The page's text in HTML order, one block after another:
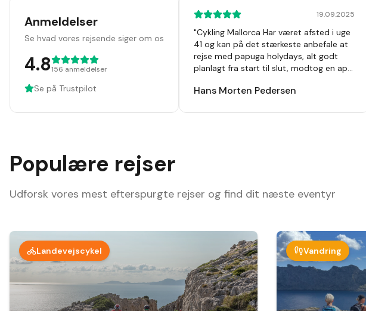
Anmeldelser
Se hvad vores rejsende siger om os
4.8156 anmeldelser
Se på Trustpilot
19.09.2025
"Cykling Mallorca Har været afsted i uge
41 og kan på det stærkeste anbefale at
rejse med papuga holydays, alt godt
planlagt fra start til slut, modtog en app
noget at tage fejl af inden afrejse. Hotel
været afsted 10 gange før men vi så nye
Hans Morten Pedersen
Populære rejser
Udforsk vores mest efterspurgte rejser og find dit næste eventyr
Landevejscykel Vandring